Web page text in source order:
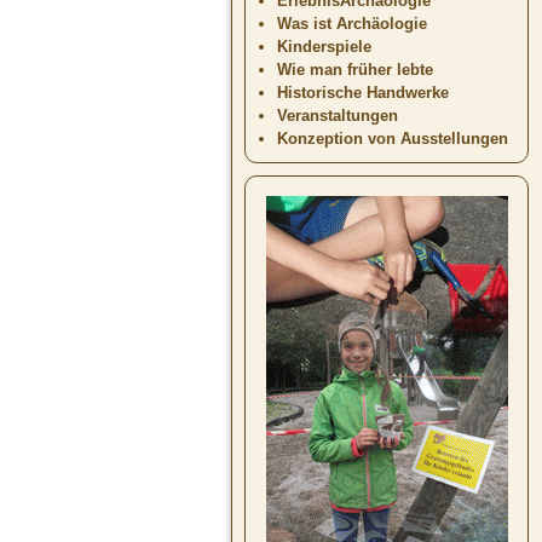
Was ist Archäologie
Kinderspiele
Wie man früher lebte
Historische Handwerke
Veranstaltungen
Konzeption von Ausstellungen